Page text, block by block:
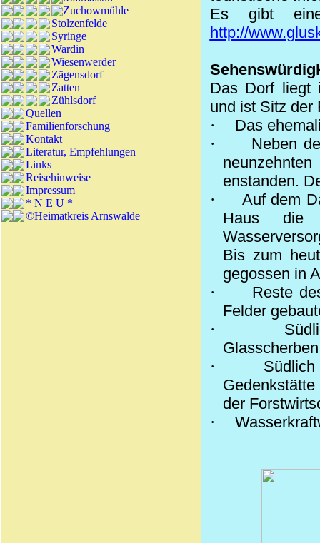
Zuchowmühle
Stolzenfelde
Syringe
Wardin
Wiesenwerder
Zägensdorf
Zatten
Zühlsdorf
Quellen
Familienforschung
Kontakt
Literatur, Empfehlungen
Links
Reisehinweise
Impressum
* N E U *
©Heimatkreis Arnswalde
Es gibt
http://
Das Dorf liegt
und ist Sitz der
·
Das
·
Neben
enstanden.
·
Auf dem
Haus die
Bis zum
gegossen in
·
Reste
Felder
·
·
der
·